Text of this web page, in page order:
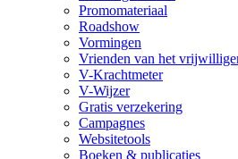
Promomateriaal
Roadshow
Vormingen
Vrienden van het
V-Krachtmeter
V-Wijzer
Gratis verzekering
Campagnes
Websitetools
Boeken & publicaties